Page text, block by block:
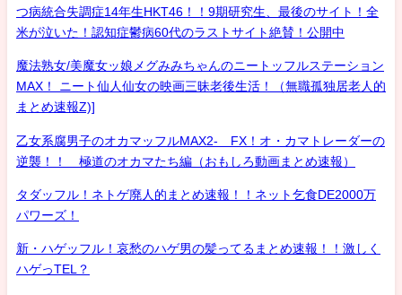
つ病統合失調症14年生HKT46！！9期研究生、最後のサイト！全
米が泣いた！認知症鬱病60代のラストサイト絶賛！公開中
魔法熟女/美魔女ッ娘メグみみちゃんのニートッフルステーション
MAX！ ニート仙人仙女の映画三昧老後生活！（無職孤独居老人的
まとめ速報Z)]
乙女系腐男子のオカマッフルMAX2- FX！オ・カマトレーダーの
逆襲！！ 極道のオカマたち編（おもしろ動画まとめ速報）
タダッフル！ネトゲ廃人的まとめ速報！！ネット乞食DE2000万
パワーズ！
新・ハゲッフル！哀愁のハゲ男の髪ってるまとめ速報！！激しく
ハゲっTEL？